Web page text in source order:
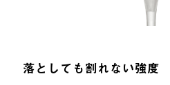
落としても割れない強度